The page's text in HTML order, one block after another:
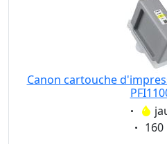
Canon cartouche
160